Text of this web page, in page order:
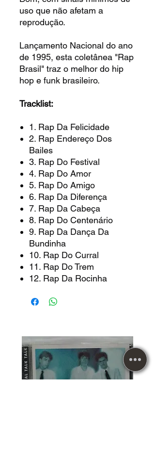
uso que não afetam a
reprodução.
Lançamento Nacional do ano
de 1995, esta coletânea "Rap
Brasil" traz o melhor do hip
hop e funk brasileiro.
Tracklist:
1. Rap Da Felicidade
2. Rap Endereço Dos
Bailes
3. Rap Do Festival
4. Rap Do Amor
5. Rap Do Amigo
6. Rap Da Diferença
7. Rap Da Cabeça
8. Rap Do Centenário
9. Rap Da Dança Da
Bundinha
10. Rap Do Curral
11. Rap Do Trem
12. Rap Da Rocinha